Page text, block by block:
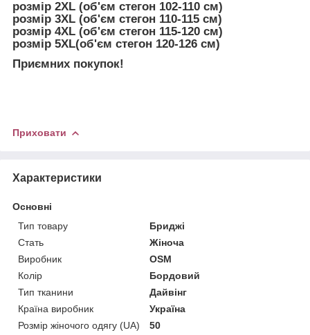
розмір 2XL (об'єм стегон 102-110 см)
розмір 3XL (об'єм стегон 110-115 см)
розмір 4XL (об'єм стегон 115-120 см)
розмір 5XL(об'єм стегон 120-126 см)
Приємних покупок!
Приховати
Характеристики
Основні
Тип товару
Бриджі
Стать
Жіноча
Виробник
OSM
Колір
Бордовий
Тип тканини
Дайвінг
Країна виробник
Україна
Розмір жіночого одягу (UA)
50